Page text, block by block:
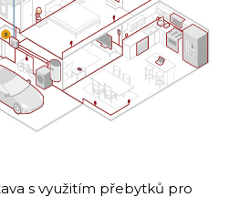
s využitím přebytků pro